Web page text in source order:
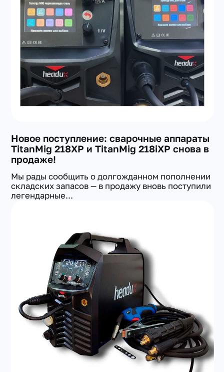
+7(351) 223-98-74
заказать звонок
Новое поступление: сварочные аппараты
TitanMig 218XP и TitanMig 218iXP снова в
продаже!
Мы рады сообщить о долгожданном пополнении
складских запасов — в продажу вновь поступили
легендарные...